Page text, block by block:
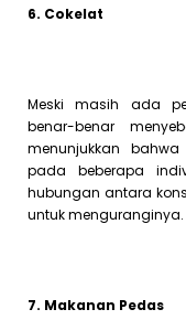
6. Cokelat
Meski masih ada
benar-benar
menunjukkan
pada beberapa
hubungan antara
untuk menguranginya.
7. Makanan Pedas